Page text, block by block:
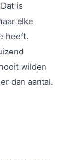
is
elke
heeft.
wilden
dan aantal.